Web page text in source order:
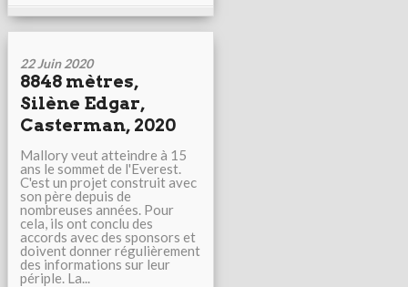
22 Juin 2020
8848 mètres,
Silène Edgar,
Casterman, 2020
Mallory veut atteindre à 15
ans le sommet de l'Everest.
C'est un projet construit avec
son père depuis de
nombreuses années. Pour
cela, ils ont conclu des
accords avec des sponsors et
doivent donner régulièrement
des informations sur leur
périple. La...